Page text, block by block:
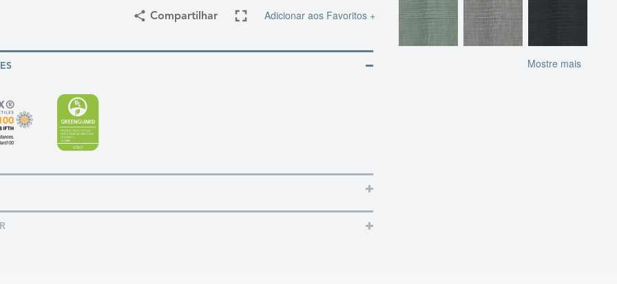
Compartilhar Adicionar aos Favoritos +
Mostre mais